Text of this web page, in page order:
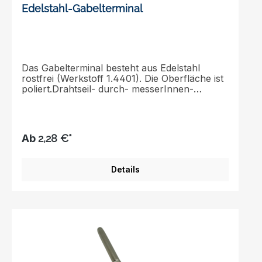
Edelstahl-Gabelterminal
Das Gabelterminal besteht aus Edelstahl
rostfrei (Werkstoff 1.4401). Die Oberfläche ist
poliert.Drahtseil- durch- messerInnen-
mm33,36,35,265327,544,37,56,277401055,39
8,788571266,612,59,7106631477,514,212,61167
71212,52019204105251414,5252223514030161
6,52825,4264160301919,534,52830920032262
Ab 2,28 €*
Details